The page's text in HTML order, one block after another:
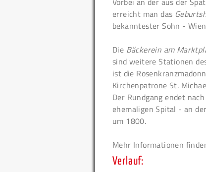
erreicht man das
bekanntester Sohn -
Die Bäckerein am
sind weitere Stationen
ist die
Kirchenpatrone St.
Der Rundgang endet
ehemaligen Spital - an der
um 1800.
Mehr Informationen
Verlauf: